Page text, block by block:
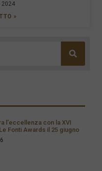
2024
»
l’eccellenza con la XVI
Fonti Awards il 25 giugno